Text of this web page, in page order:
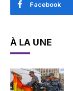
Facebook
À LA UNE